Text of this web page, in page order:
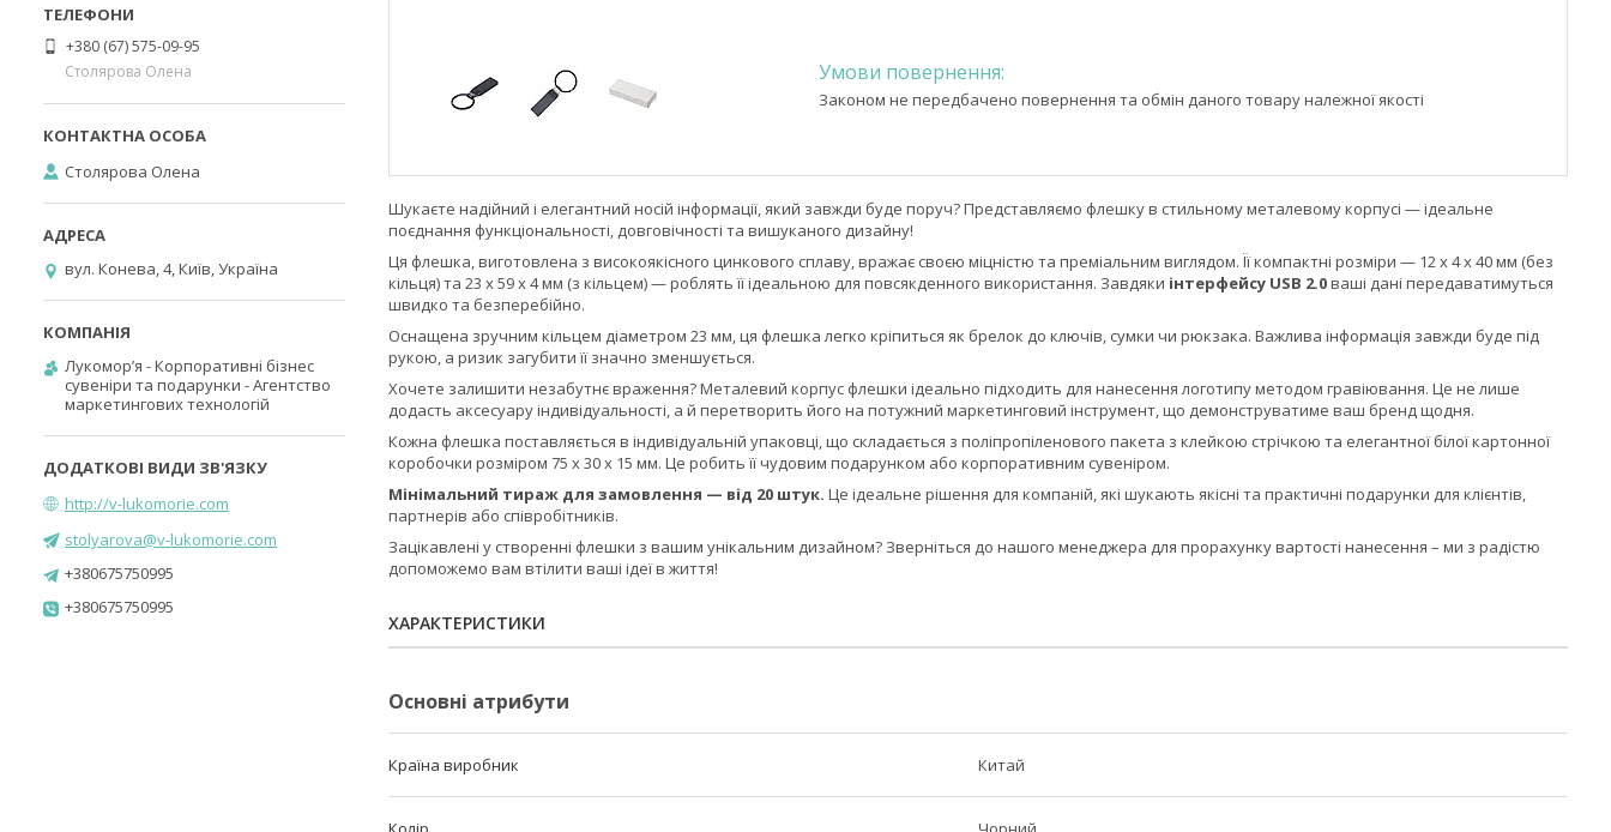
Законом не передбачено повернення та обмін даного товару належної якості
Шукаєте надійний і елегантний носій інформації, який завжди буде поруч? Представляємо флешку в стильному металевому корпусі — ідеальне
поєднання функціональності, довговічності та вишуканого дизайну!
Ця флешка, виготовлена з високоякісного цинкового сплаву, вражає своєю міцністю та преміальним виглядом. Її компактні розміри — 12 x 4 x 40 мм (без
кільця) та 23 x 59 x 4 мм (з кільцем) — роблять її ідеальною для повсякденного використання. Завдяки інтерфейсу USB 2.0ваші дані передаватимуться
швидко та безперебійно.
Оснащена зручним кільцем діаметром 23 мм, ця флешка легко кріпиться як брелок до ключів, сумки чи рюкзака. Важлива інформація завжди буде під
рукою, а ризик загубити її значно зменшується.
Хочете залишити незабутнє враження? Металевий корпус флешки ідеально підходить для нанесення логотипу методом гравіювання. Це не лише
додасть аксесуару індивідуальності, а й перетворить його на потужний маркетинговий інструмент, що демонструватиме ваш бренд щодня.
Кожна флешка поставляється в індивідуальній упаковці, що складається з поліпропіленового пакета з клейкою стрічкою та елегантної білої картонної
коробочки розміром 75 x 30 x 15 мм. Це робить її чудовим подарунком або корпоративним сувеніром.
Мінімальний тираж для замовлення — від 20 штук. Це ідеальне рішення для компаній, які шукають якісні та практичні подарунки для клієнтів,
партнерів або співробітників.
Зацікавлені у створенні флешки з вашим унікальним дизайном? Зверніться до нашого менеджера для прорахунку вартості нанесення – ми з радістю
допоможемо вам втілити ваші ідеї в життя!
ХАРАКТЕРИСТИКИ
Основні атрибути
Країна виробник Китай
+380 (67) 575-09-95
Столярова Олена
Столярова Олена
вул. Конева, 4, Київ, Україна
Лукомор’я - Корпоративні бізнес
сувеніри та подарунки - Агентство
маркетингових технологій
http://v-lukomorie.com
stolyarova@v-lukomorie.com
+380675750995
+380675750995